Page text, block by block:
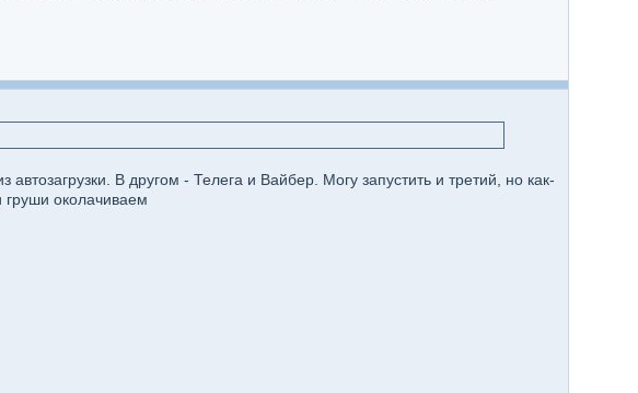
В другом - Телега и Вайбер. Могу запустить и третий, но как-
груши околачиваем